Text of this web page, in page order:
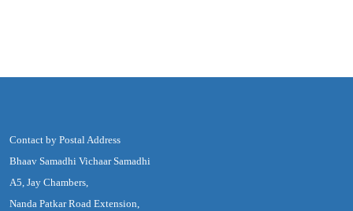
Contact by Postal Address
Bhaav Samadhi Vichaar Samadhi
A5, Jay Chambers,
Nanda Patkar Road Extension,